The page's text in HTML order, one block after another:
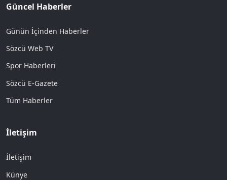
Güncel Haberler
Günün İçinden Haberler
Sözcü Web TV
Spor Haberleri
Sözcü E-Gazete
Tüm Haberler
İletişim
İletişim
Künye